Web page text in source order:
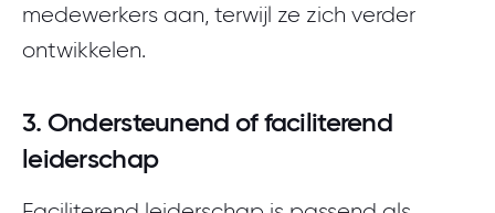
medewerkers aan, terwijl ze zich verder
ontwikkelen.
3. Ondersteunend of faciliterend
leiderschap